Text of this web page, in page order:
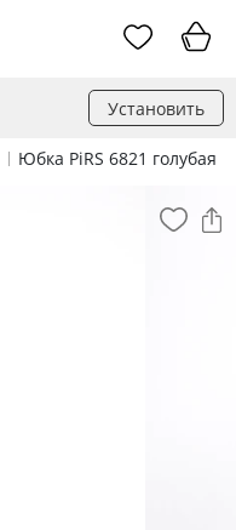
Установить
Юбка PiRS 6821 голубая